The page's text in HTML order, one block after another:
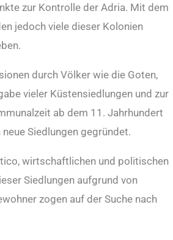
zur Kontrolle der Adria. Mit dem
jedoch viele dieser Kolonien
durch Völker wie die Goten,
vieler Küstensiedlungen und zur
ab dem 11. Jahrhundert
Siedlungen gegründet.
wirtschaftlichen und politischen
Siedlungen aufgrund von
zogen auf der Suche nach